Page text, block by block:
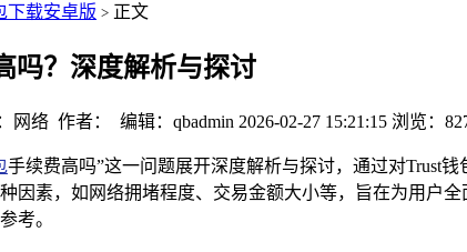
下载安卓版 > 正文
吗？深度解析与探讨
网络 作者： 编辑：qbadmin 2026-02-27 15:21:15 浏览：
手续费高吗”这一问题展开深度解析与探讨，通过对Trust
因素，如网络拥堵程度、交易金额大小等，旨在为用户
考。